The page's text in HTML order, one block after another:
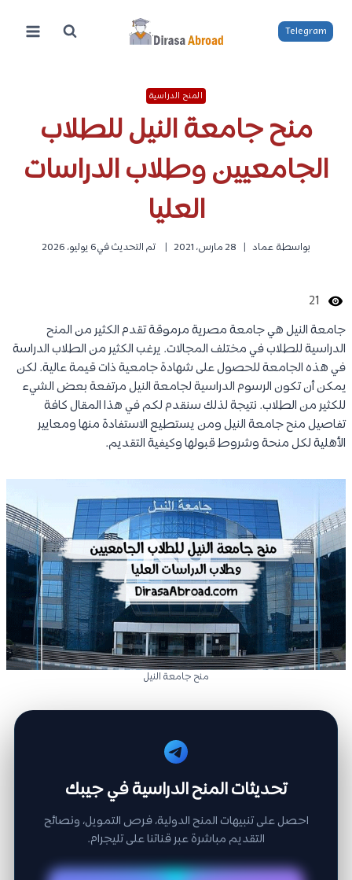
المحتوى
Telegram
المنح الدراسية
منح جامعة النيل للطلاب
الجامعيين وطلاب الدراسات
العليا
بواسطة عماد 28 مارس، 2021 تم التحديث في6 يوليو، 2026
21
جامعة النيل هي جامعة مصرية مرموقة تقدم الكثير من المنح
الدراسية للطلاب في مختلف المجالات. يرغب الكثير من الطلاب الدراسة
في هذه الجامعة للحصول على شهادة جامعية ذات قيمة عالية. لكن
يمكن أن تكون الرسوم الدراسية لجامعة النيل مرتفعة بعض الشيء
للكثير من الطلاب. نتيجة لذلك سنقدم لكم في هذا المقال كافة
تفاصيل منح جامعة النيل ومن يستطيع الاستفادة منها ومعايير
الأهلية لكل منحة وشروط قبولها وكيفية التقديم.
منح جامعة النيل
تحديثات المنح الدراسية في جيبك
احصل على تنبيهات المنح الدولية، فرص التمويل، ونصائح
التقديم مباشرة عبر قناتنا على تليجرام.